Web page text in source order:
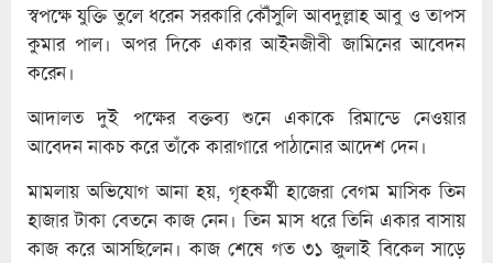
স্বপক্ষে যুক্তি তুলে ধরেন সরকারি কৌঁসুলি আবদুল্লাহ আবু ও তাপস
কুমার পাল। অপর দিকে একার আইনজীবী জামিনের আবেদন
করেন।
আদালত দুই পক্ষের বক্তব্য শুনে একাকে রিমান্ডে নেওয়ার
আবেদন নাকচ করে তাঁকে কারাগারে পাঠানোর আদেশ দেন।
মামলায় অভিযোগ আনা হয়, গৃহকর্মী হাজেরা বেগম মাসিক তিন
হাজার টাকা বেতনে কাজ নেন। তিন মাস ধরে তিনি একার বাসায়
কাজ করে আসছিলেন। কাজ শেষে গত ৩১ জুলাই বিকেল সাড়ে